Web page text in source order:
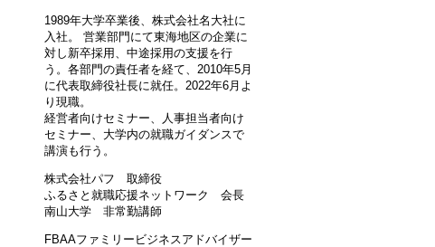
1989年大学卒業後、株式会社名大社に
入社。 営業部門にて東海地区の企業に
対し新卒採用、中途採用の支援を行
う。各部門の責任者を経て、2010年5月
に代表取締役社長に就任。2022年6月よ
り現職。
経営者向けセミナー、人事担当者向け
セミナー、大学内の就職ガイダンスで
講演も行う。
株式会社パフ 取締役
ふるさと就職応援ネットワーク 会長
南山大学 非常勤講師
FBAAファミリービジネスアドバイザー